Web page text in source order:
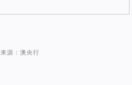
来源：澳央行